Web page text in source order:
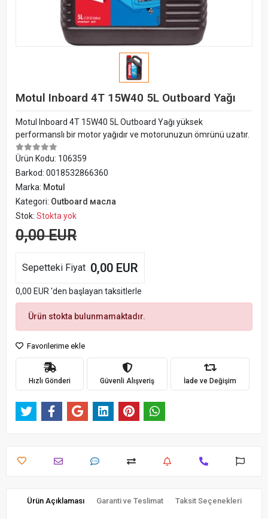
Motul Inboard 4T 15W40 5L Outboard Yağı
Motul Inboard 4T 15W40 5L Outboard Yağı yüksek
performanslı bir motor yağıdır ve motorunuzun ömrünü uzatır.
Ürün Kodu: 106359
Barkod: 0018532866360
Marka: Motul
Kategori: Outboard масла
Stok: Stokta yok
0,00 EUR
Sepetteki Fiyat 0,00 EUR
0,00 EUR 'den başlayan taksitlerle
Ürün stokta bulunmamaktadır.
Favorilerime ekle
Hızlı Gönderi Güvenli Alışveriş İade ve Değişim
Ürün Açıklaması Garanti ve Teslimat Taksit Seçenekleri